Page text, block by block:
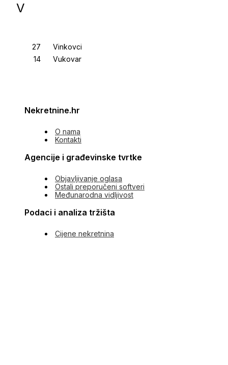
V
Vinkovci
Vukovar
Nekretnine.hr
O nama
Kontakti
Agencije i građevinske tvrtke
Objavljivanje oglasa
Ostali preporučeni softveri
Međunarodna vidljivost
Podaci i analiza tržišta
Cijene nekretnina